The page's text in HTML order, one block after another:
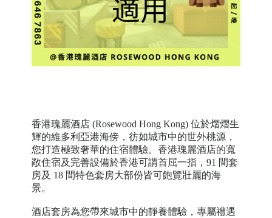
香港瑰麗酒店 (Rosewood Hong Kong) 位於熠熠生
輝的維多利亞港海傍，彷如城市中的世外桃源，
您打造極致奢華的住宿體驗。香港瑰麗酒店的寬
敞住宿及完善設備於香港可謂首屈一指，91 間套
房及 18 間特色套房大部份皆可飽覽壯麗的海
景。
酒店套房為您帶來城市中的靜養體驗，專屬禮遇